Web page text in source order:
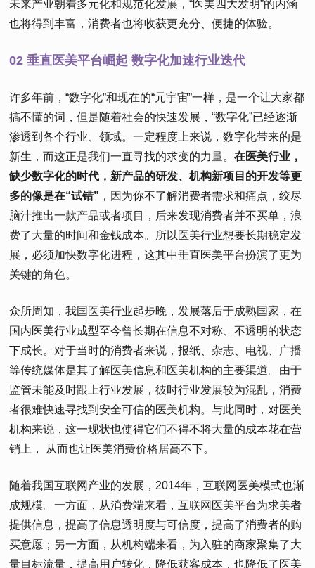
未来产业朝着多元化和规范化发展，“医美四大发明”的内涵
也将得到丰富，消费者也将收获更充分、便捷的体验。
02 垂直医美平台崛起 数字化加速行业迭代
许多年前，“数字化”和现在的“元宇宙”一样，是一个让大家都
搞不懂的词，但是随着社会的快速发展，“数字化”已经逐渐
渗透到各个行业、领域。一定程度上来说，数字化带来的是
新生，而这正是我们一直寻找的求变的力量。在医美行业，
缺少数字化的时代，新产品的研发、机构新项目的开发等更
多的像是在“试错” ，因为你不了解消费者需求和痛点，绞尽
脑汁推出一款产品或者项目，后来发现消费者并不买单，浪
费了大量的时间和金钱成本。所以医美行业想要长期稳定发
展，必须加快数字化进程，这其中垂直医美平台扮演了更为
关键的角色。
众所周知，我国医美行业起步晚，发展落后于成熟国家，在
国内医美行业成型至今曾长期在信息不对称、不透明的状态
下成长。对于当时的消费者来说，报纸、杂志、电视、广播
等传统媒体是其了解医美信息和医美机构的主要渠道。由于
监管未能及时跟上行业发展，彼时行业发展较为混乱，消费
者很难快速寻找到安全可信的医美机构。与此同时，对医美
机构来说，这一现状也使得它们不得不将大量的成本花在营
销上， 从而也让医美消费价格居高不下。
随着我国互联网产业的发展，2014年，互联网医美模式也渐
成规模。一方面，从消费端来看，互联网医美平台为求美者
提供信息，提高了信息透明度与可信度，提高了消费者的购
买意愿；另一方面，从机构端来看，为入驻的商家聚集了大
量目标流量，提高用户转化，降低获客成本，也降低了医美